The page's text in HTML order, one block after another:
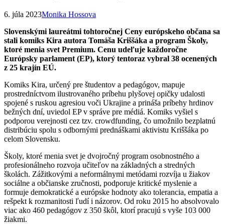
6. júla 2023Monika Hossova
Slovenskými laureátmi tohtoročnej Ceny európskeho občana sa
stali komiks Kira autora Tomáša Kriššáka a program Školy,
ktoré menia svet Premium. Cenu udeľuje každoročne
Európsky parlament (EP), ktorý tentoraz vybral 38 ocenených
z 25 krajín EÚ.
Komiks Kira, určený pre študentov a pedagógov, mapuje
prostredníctvom ilustrovaného príbehu plyšovej opičky udalosti
spojené s ruskou agresiou voči Ukrajine a prináša príbehy hrdinov
bežných dní, uviedol EP v správe pre médiá. Komiks vyšiel s
podporou verejnosti cez tzv. crowdfunding, čo umožnilo bezplatnú
distribúciu spolu s odbornými prednáškami aktivistu Kriššáka po
celom Slovensku.
Školy, ktoré menia svet je dvojročný program osobnostného a
profesionálneho rozvoja učiteľov na základných a stredných
školách. Zážitkovými a neformálnymi metódami rozvíja u žiakov
sociálne a občianske zručnosti, podporuje kritické myslenie a
formuje demokratické a európske hodnoty ako tolerancia, empatia a
rešpekt k rozmanitosti ľudí i názorov. Od roku 2015 ho absolvovalo
viac ako 460 pedagógov z 350 škôl, ktorí pracujú s vyše 103 000
žiakmi.